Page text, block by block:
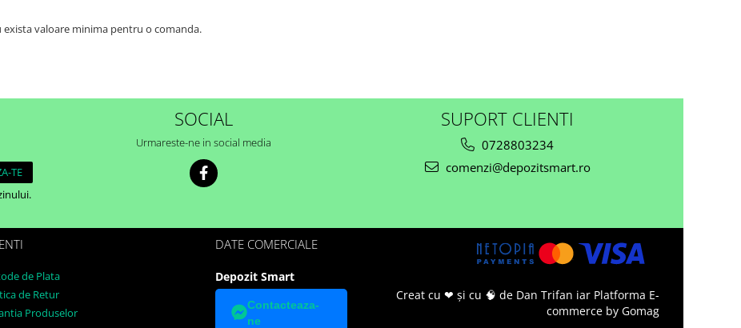
exista valoare minima pentru o comanda.
SOCIAL
Urmareste-ne in social media
SUPORT CLIENTI
0728803234
comenzi@depozitsmart.ro
de Plata
de Retur
Produselor
DATE COMERCIALE
Depozit Smart
Contacteaza-
ne
Creat cu ❤ și cu 🧠 de Dan Trifan iar Platforma E-
commerce by Gomag